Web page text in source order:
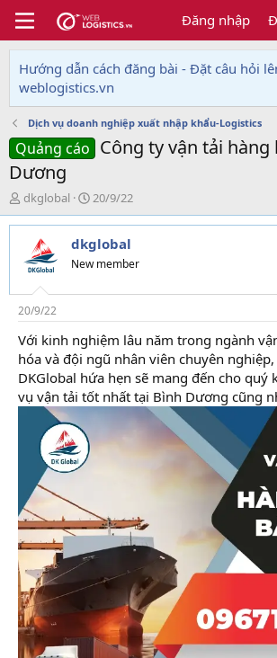
Đăng nhập
Hướng dẫn cách đăng bài - Đặt câu hỏi
weblogistics.vn
Dịch vụ doanh nghiệp xuất nhập khẩu-Logistics
Quảng cáo Công ty vận tải hàng
Dương
T
h
r
a
d
s
t
a
r
t
e
r
dkglobal
N
g
à
y
g
i
20/9/22
dkglobal
New member
20/9/22
Với kinh nghiệm lâu năm trong ngành
hóa và đội ngũ nhân viên chuyên
DKGlobal hứa hẹn sẽ mang đến cho quý
vụ vận tải tốt nhất tại Bình Dương cũng